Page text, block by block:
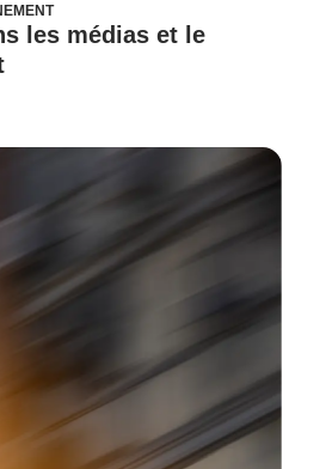
les médias et le